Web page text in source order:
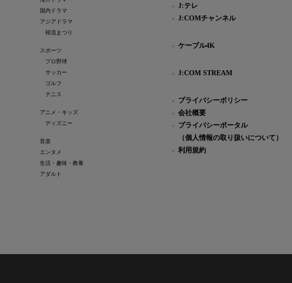
国内ドラマ
アジアドラマ
韓流まつり
スポーツ
プロ野球
サッカー
ゴルフ
テニス
アニメ・キッズ
ディズニー
音楽
エンタメ
生活・趣味・教養
アダルト
J:テレ
J:COMチャンネル
ケーブル4K
J:COM STREAM
プライバシーポリシー
会社概要
プライバシーポータル
（個人情報の取り扱いについて）
利用規約